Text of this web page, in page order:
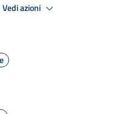
Vedi azioni